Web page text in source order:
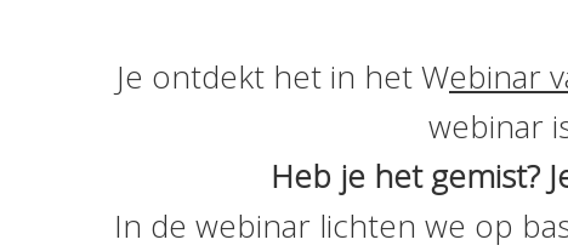
Je ontdekt het in het Webinar
webinar
Heb je het gemist?
In de webinar lichten we op